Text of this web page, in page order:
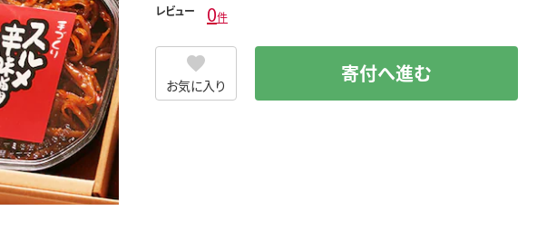
レビュー 0件
お気に入り 寄付へ進む